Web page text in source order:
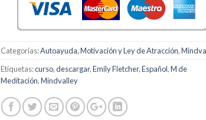
Categorías:Autoayuda, Motivación y Ley de Atracción,
Etiquetas:curso,descargar,Emily Fletcher,Español,M de
Meditación,Mindvalley